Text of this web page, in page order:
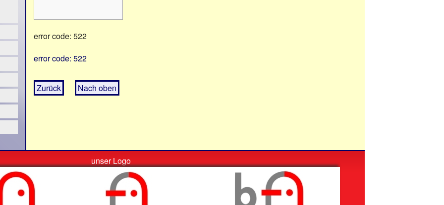
error code: 522
error code: 522
Zurück Nach oben
unser Logo